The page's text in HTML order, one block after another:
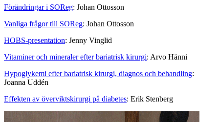
Förändringar i SOReg: Johan Ottosson
Vanliga frågor till SOReg: Johan Ottosson
HOBS-presentation: Jenny Vinglid
Vitaminer och mineraler efter bariatrisk kirurgi: Arvo Hänni
Hypoglykemi efter bariatrisk kirurgi, diagnos och behandling:
Joanna Uddén
Effekten av överviktskirurgi på diabetes: Erik Stenberg